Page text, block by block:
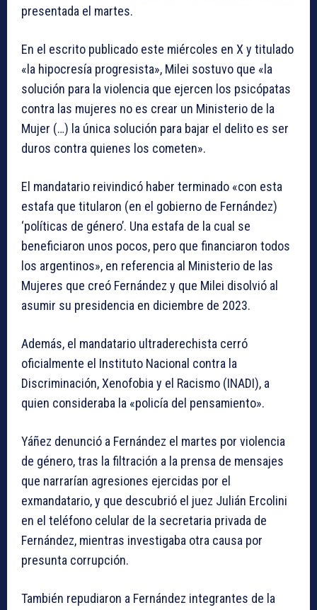
presentada el martes.
En el escrito publicado este miércoles en X y titulado
«la hipocresía progresista», Milei sostuvo que «la
solución para la violencia que ejercen los psicópatas
contra las mujeres no es crear un Ministerio de la
Mujer (…) la única solución para bajar el delito es ser
duros contra quienes los cometen».
El mandatario reivindicó haber terminado «con esta
estafa que titularon (en el gobierno de Fernández)
‘políticas de género’. Una estafa de la cual se
beneficiaron unos pocos, pero que financiaron todos
los argentinos», en referencia al Ministerio de las
Mujeres que creó Fernández y que Milei disolvió al
asumir su presidencia en diciembre de 2023.
Además, el mandatario ultraderechista cerró
oficialmente el Instituto Nacional contra la
Discriminación, Xenofobia y el Racismo (INADI), a
quien consideraba la «policía del pensamiento».
Yáñez denunció a Fernández el martes por violencia
de género, tras la filtración a la prensa de mensajes
que narrarían agresiones ejercidas por el
exmandatario, y que descubrió el juez Julián Ercolini
en el teléfono celular de la secretaria privada de
Fernández, mientras investigaba otra causa por
presunta corrupción.
También repudiaron a Fernández integrantes de la